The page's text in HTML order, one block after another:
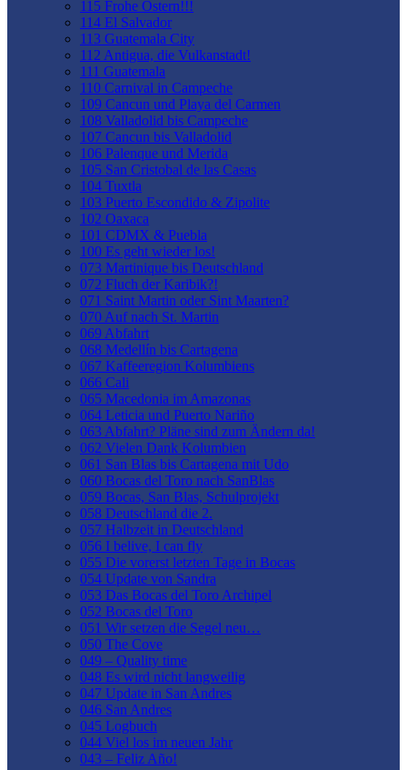
115 Frohe Ostern!!!
114 El Salvador
113 Guatemala City
112 Antigua, die Vulkanstadt!
111 Guatemala
110 Carnival in Campeche
109 Cancun und Playa del Carmen
108 Valladolid bis Campeche
107 Cancun bis Valladolid
106 Palenque und Merida
105 San Cristobal de las Casas
104 Tuxtla
103 Puerto Escondido & Zipolite
102 Oaxaca
101 CDMX & Puebla
100 Es geht wieder los!
073 Martinique bis Deutschland
072 Fluch der Karibik?!
071 Saint Martin oder Sint Maarten?
070 Auf nach St. Martin
069 Abfahrt
068 Medellín bis Cartagena
067 Kaffeeregion Kolumbiens
066 Cali
065 Macedonia im Amazonas
064 Leticia und Puerto Nariño
063 Abfahrt? Pläne sind zum Ändern da!
062 Vielen Dank Kolumbien
061 San Blas bis Cartagena mit Udo
060 Bocas del Toro nach SanBlas
059 Bocas, San Blas, Schulprojekt
058 Deutschland die 2.
057 Halbzeit in Deutschland
056 I belive, I can fly
055 Die vorerst letzten Tage in Bocas
054 Update von Sandra
053 Das Bocas del Toro Archipel
052 Bocas del Toro
051 Wir setzen die Segel neu…
050 The Cove
049 – Quality time
048 Es wird nicht langweilig
047 Update in San Andres
046 San Andres
045 Logbuch
044 Viel los im neuen Jahr
043 – Feliz Año!